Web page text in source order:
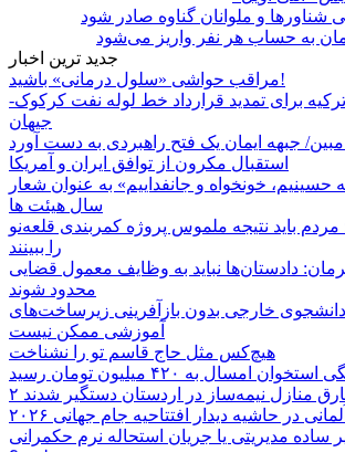
شناورها و ملوانان گناوه صادر شود
جدید ترین اخبار
مراقب حواشی «سلول درمانی» باشید!
برای تمدید قرارداد خط لوله نفت کرکوک-
جیهان
مبین/ جبهه ایمان یک فتح راهبردی به دست آورد
استقبال مکرون از توافق ایران و آمریکا
حسینیم، خونخواه و جانفداییم» به عنوان شعار
سال هیئت ها
باید نتیجه ملموس پروژه کمربندی قلعه‌نو
را ببینند
دادستان‌ها نباید به وظایف معمول قضایی
محدود شوند
خارجی بدون بازآفرینی زیرساخت‌های
آموزشی ممکن نیست
هیچ‌کس مثل حاج قاسم تو را نشناخت
امسال به ۴۲۰ میلیون تومان رسید
منازل نیمه‌ساز در اردستان دستگیر شدند
در حاشیه دیدار افتتاحیه جام جهانی ۲۰۲۶
ساده مدیریتی یا جریان استحاله نرم حکمرانی